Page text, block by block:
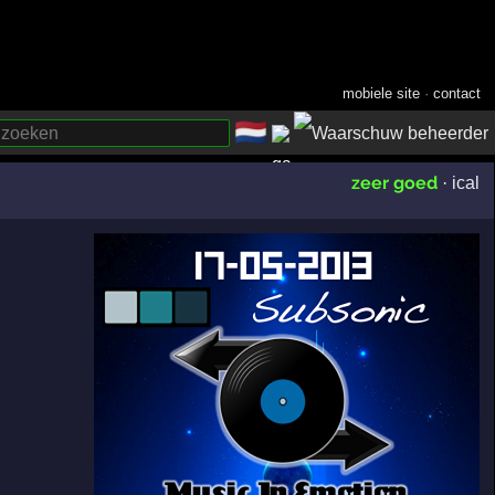
mobiele site ·contact
🇳🇱
zeer goed · ical